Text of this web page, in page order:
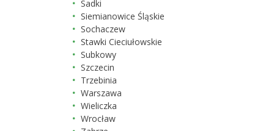
Sadki
Siemianowice Śląskie
Sochaczew
Stawki Cieciułowskie
Subkowy
Szczecin
Trzebinia
Warszawa
Wieliczka
Wrocław